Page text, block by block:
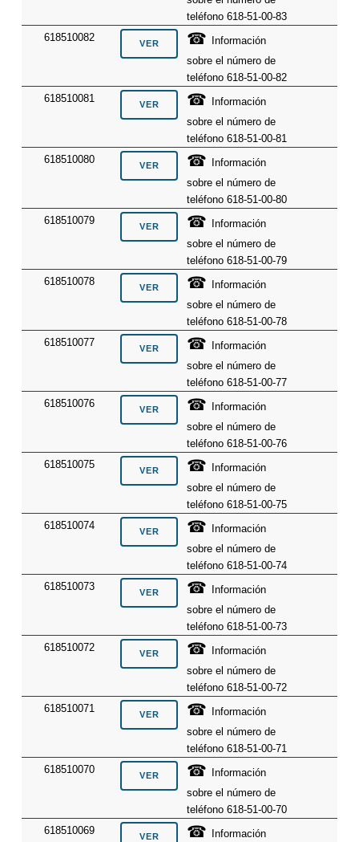
teléfono 618-51-00-83
618510082
☎
Información
sobre el número de
teléfono 618-51-00-82
618510081
☎
Información
sobre el número de
teléfono 618-51-00-81
618510080
☎
Información
sobre el número de
teléfono 618-51-00-80
618510079
☎
Información
sobre el número de
teléfono 618-51-00-79
618510078
☎
Información
sobre el número de
teléfono 618-51-00-78
618510077
☎
Información
sobre el número de
teléfono 618-51-00-77
618510076
☎
Información
sobre el número de
teléfono 618-51-00-76
618510075
☎
Información
sobre el número de
teléfono 618-51-00-75
618510074
☎
Información
sobre el número de
teléfono 618-51-00-74
618510073
☎
Información
sobre el número de
teléfono 618-51-00-73
618510072
☎
Información
sobre el número de
teléfono 618-51-00-72
618510071
☎
Información
sobre el número de
teléfono 618-51-00-71
618510070
☎
Información
sobre el número de
teléfono 618-51-00-70
618510069
☎
Información